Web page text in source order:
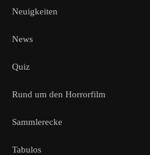
Neuigkeiten
News
Quiz
Rund um den Horrorfilm
Sammlerecke
Tabulos